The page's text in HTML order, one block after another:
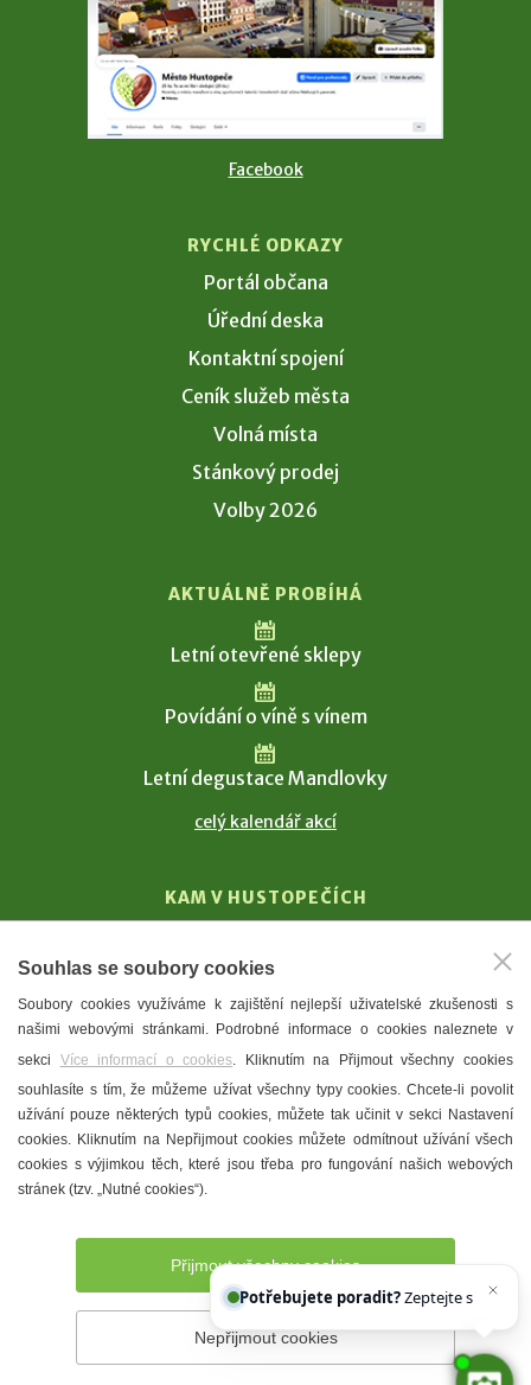
Facebook
RYCHLÉ ODKAZY
Portál občana
Úřední deska
Kontaktní spojení
Ceník služeb města
Volná místa
Stánkový prodej
Volby 2026
AKTUÁLNĚ PROBÍHÁ
Letní otevřené sklepy
Povídání o víně s vínem
Letní degustace Mandlovky
celý kalendář akcí
KAM V HUSTOPEČÍCH
T. G. Masaryk
Mandloně
Ubytování
Restaurace
Městské muzeum a galerie
Denní meníčka
Prohlášení o přístupnosti Správce webu
Souhlas se soubory cookies
Soubory cookies využíváme k zajištění nejlepší uživatelské zkušenosti s
našimi webovými stránkami. Podrobné informace o cookies naleznete v
sekci Více informací o cookies. Kliknutím na Přijmout všechny cookies
souhlasíte s tím, že můžeme užívat všechny typy cookies. Chcete-li povolit
užívání pouze některých typů cookies, můžete tak učinit v sekci Nastavení
cookies. Kliknutím na Nepřijmout cookies můžete odmítnout užívání všech
cookies s výjimkou těch, které jsou třeba pro fungování našich webových
stránek (tzv. „Nutné cookies“).
Přijmout všechny cookies
Nepřijmout cookies
Potřebujete poradit?Zeptejte se našeho a